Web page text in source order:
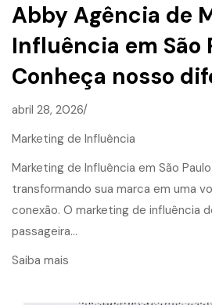
Abby Agência de
Influência em São
Conheça nosso
abril 28, 2026/
Marketing de Influência
Marketing de Influência em São
transformando sua marca em uma
conexão. O marketing de influência
passageira…
Saiba mais